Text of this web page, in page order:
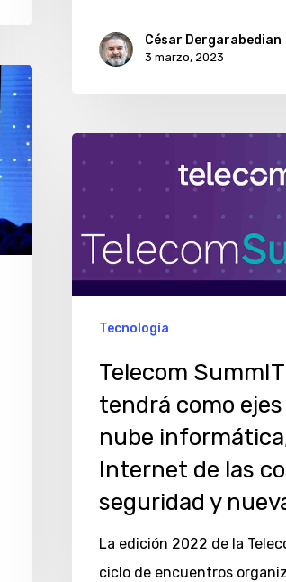
César Dergarabedian
3 marzo, 2023
tendrá
como
nube
informática,
Internet
seguridad
Tecnología
Telecom
tendrá como ejes
nube
Internet de las
seguridad y
La edición 2022 de la
ciclo de encuentros